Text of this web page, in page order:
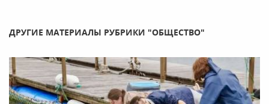
ДРУГИЕ МАТЕРИАЛЫ РУБРИКИ "ОБЩЕСТВО"